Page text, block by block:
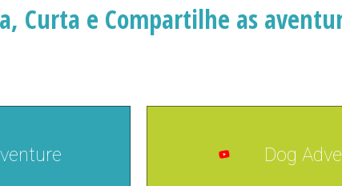
Curta e Compartilhe as
Dog